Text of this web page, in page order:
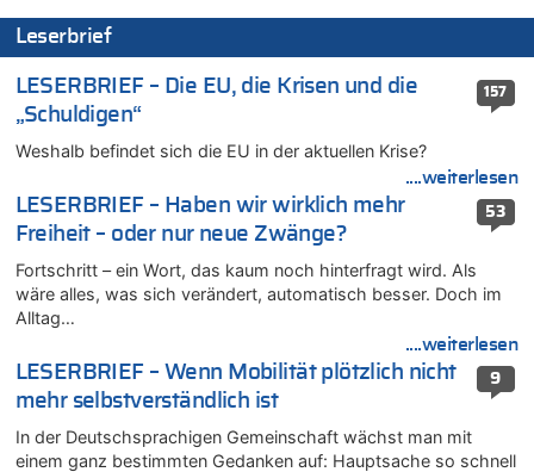
07.08.2026 - 10:05 von N. A. Klar zu
In Belgien missachten zwei von drei Autofahrern das
Tempolimit in 30er-Zonen – Untersuchung von Vias
07.08.2026 - 09:31 von Ermitler zu
Das 44. Tirolerfest in Eupen in Bildern [Fotogalerie]
AS Eupen: „Keiner weiß, wohin die Reise geht…“
07.08.2026 - 09:03 von JoKrings zu
07.08.2026 - 01:12 von WK zu
Warum die Waldbrände in Frankreich und Spanien Rekorde
07.08.2026 - 01:03 von Hugo Egon Bernhard von Sinnen zu
Zweite Hitzewelle in diesem Sommer ist jetzt amtlich
07.08.2026 - 00:50 von WK zu
Wie kam es zur Ceuta-Krise?
Leserbrief
157
LESERBRIEF – Die EU, die Krisen und die
„Schuldigen“
Weshalb befindet sich die EU in der aktuellen Krise?
....weiterlesen
53
LESERBRIEF – Haben wir wirklich mehr
Freiheit – oder nur neue Zwänge?
Fortschritt – ein Wort, das kaum noch hinterfragt wird. Als
wäre alles, was sich verändert, automatisch besser. Doch im
Alltag…
....weiterlesen
9
LESERBRIEF – Wenn Mobilität plötzlich nicht
mehr selbstverständlich ist
In der Deutschsprachigen Gemeinschaft wächst man mit
einem ganz bestimmten Gedanken auf: Hauptsache so schnell